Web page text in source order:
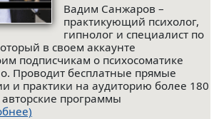
Вадим Санжаров –
практикующий психолог,
гипнолог и специалист по
в своем аккаунте
подписчикам о психосоматике
Проводит бесплатные прямые
и практики на аудиторию более 180
авторские программы